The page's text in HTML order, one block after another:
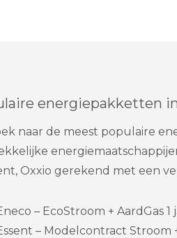
energiepakketten
naar de meest populaire
Oxxio gerekend met een
– EcoStroom + AardGas 1
– Modelcontract Stroom